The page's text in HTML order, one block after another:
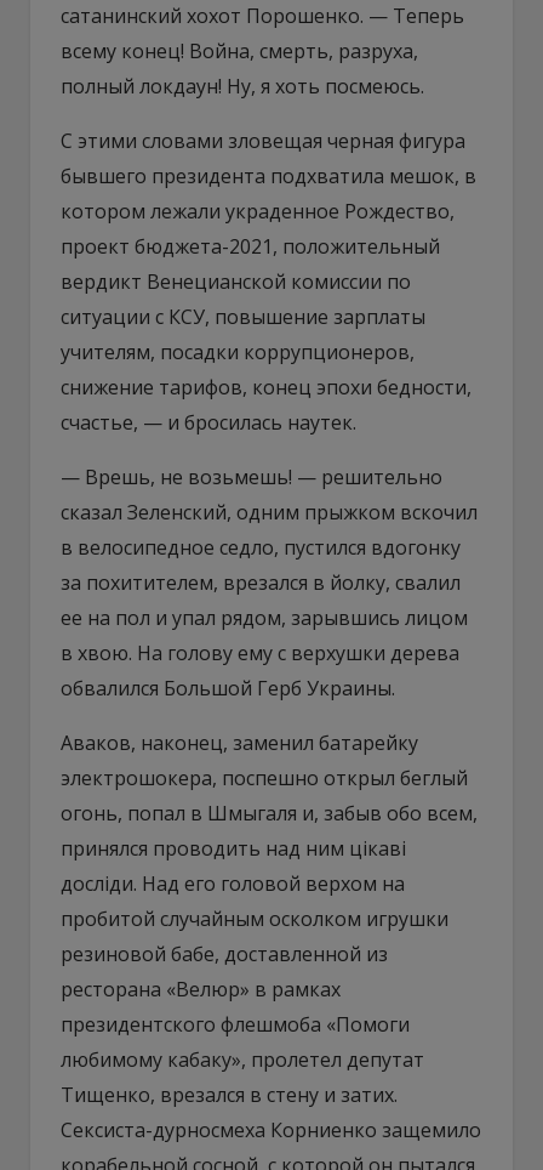
сатанинский хохот Порошенко. — Теперь
всему конец! Война, смерть, разруха,
полный локдаун! Ну, я хоть посмеюсь.
С этими словами зловещая черная фигура
бывшего президента подхватила мешок, в
котором лежали украденное Рождество,
проект бюджета-2021, положительный
вердикт Венецианской комиссии по
ситуации с КСУ, повышение зарплаты
учителям, посадки коррупционеров,
снижение тарифов, конец эпохи бедности,
счастье, — и бросилась наутек.
— Врешь, не возьмешь! — решительно
сказал Зеленский, одним прыжком вскочил
в велосипедное седло, пустился вдогонку
за похитителем, врезался в йолку, свалил
ее на пол и упал рядом, зарывшись лицом
в хвою. На голову ему с верхушки дерева
обвалился Большой Герб Украины.
Аваков, наконец, заменил батарейку
электрошокера, поспешно открыл беглый
огонь, попал в Шмыгаля и, забыв обо всем,
принялся проводить над ним цікаві
досліди. Над его головой верхом на
пробитой случайным осколком игрушки
резиновой бабе, доставленной из
ресторана «Велюр» в рамках
президентского флешмоба «Помоги
любимому кабаку», пролетел депутат
Тищенко, врезался в стену и затих.
Сексиста-дурносмеха Корниенко защемило
корабельной сосной, с которой он пытался